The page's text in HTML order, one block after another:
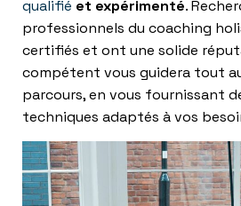
qualifié et expérimenté.
professionnels du coaching
certifiés et ont une solide
compétent vous guidera tout
parcours, en vous fournissant
techniques adaptés à vos